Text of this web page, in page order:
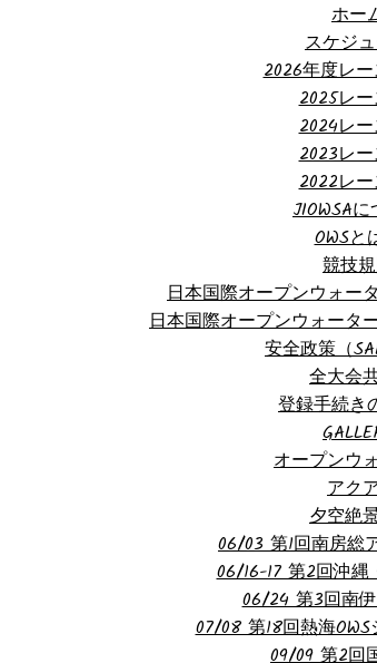
ホー
スケジ
2026年度レ
2025レ
2024レ
2023レ
2022レ
JIOWSA
OWSと
競技
日本国際オープンウォー
日本国際オープンウォータ
安全政策（
全大会
登録手続き
オープンウ
アク
夕空絶
06/03 第1回南房総
06/16-17 第2回沖
06/24 第3回南
07/08 第18回熱海
09/09 第2回